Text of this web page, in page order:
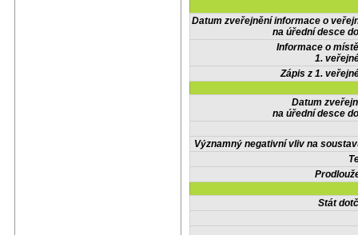
Datum zveřejnění informace o
na úřední desce
Informace o
1.
Zápis z 1.
Datum
na úřední desce
Významný negativní vliv na
Stát